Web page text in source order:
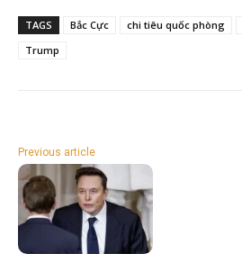
TAGS Bắc Cực chi tiêu quốc phòng
Trump
Previous article